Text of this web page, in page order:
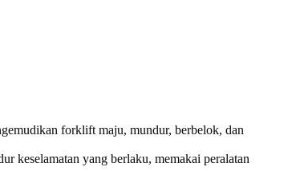
forklift maju, mundur, berbelok, dan
keselamatan yang berlaku, memakai peralatan